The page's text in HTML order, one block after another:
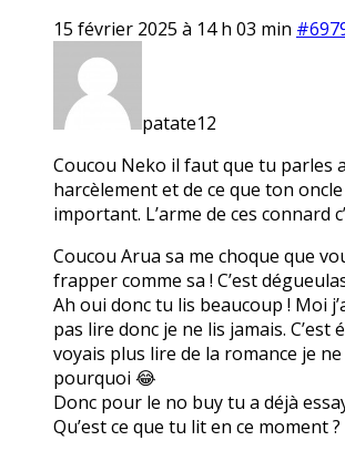
15 février 2025 à 14 h 03 min
patate12
Coucou Neko il faut que tu parles
harcèlement et de ce que ton oncle
important. L’arme de ces connard
Coucou Arua sa me choque que
frapper comme sa ! C’est
Ah oui donc tu lis beaucoup ! Moi
pas lire donc je ne lis jamais. C’est
voyais plus lire de la romance je
pourquoi 😂
Donc pour le no buy tu a déjà
Qu’est ce que tu lit en ce moment ?